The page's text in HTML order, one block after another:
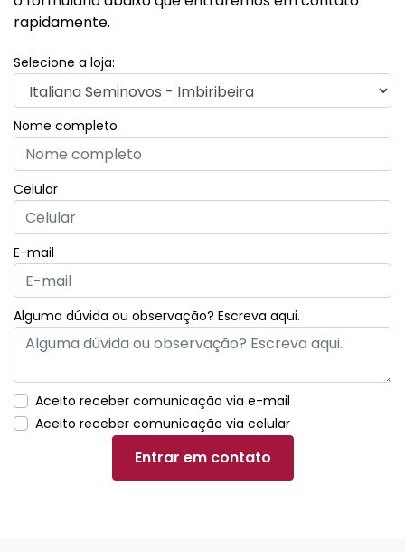
rapidamente.
Selecione a loja:
Nome completo
Celular
E-mail
Alguma dúvida ou observação? Escreva aqui.
Aceito receber comunicação via e-mail
Aceito receber comunicação via celular
Entrar em contato